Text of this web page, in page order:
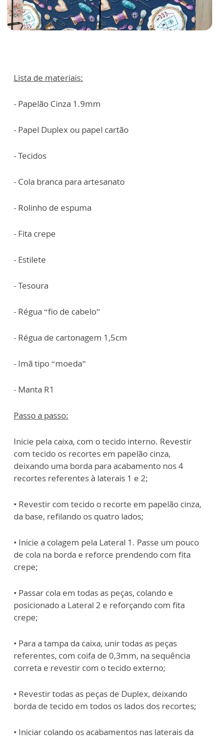
Lista de materiais:
- Papelão Cinza 1.9mm
- Papel Duplex ou papel cartão
- Tecidos
- Cola branca para artesanato
- Rolinho de espuma
- Fita crepe
- Estilete
- Tesoura
- Régua “fio de cabelo”
- Régua de cartonagem 1,5cm
- Imã tipo “moeda”
- Manta R1
Passo a passo:
Inicie pela caixa, com o tecido interno. Revestir
com tecido os recortes em papelão cinza,
deixando uma borda para acabamento nos 4
recortes referentes à laterais 1 e 2;
• Revestir com tecido o recorte em papelão cinza,
da base, refilando os quatro lados;
• Inicie a colagem pela Lateral 1. Passe um pouco
de cola na borda e reforce prendendo com fita
crepe;
• Passar cola em todas as peças, colando e
posicionado a Lateral 2 e reforçando com fita
crepe;
• Para a tampa da caixa, unir todas as peças
referentes, com coifa de 0,3mm, na sequência
correta e revestir com o tecido externo;
• Revestir todas as peças de Duplex, deixando
borda de tecido em todos os lados dos recortes;
• Iniciar colando os acabamentos nas laterais da